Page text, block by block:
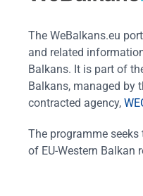
The WeBalkans.eu
and related
Balkans. It is part of
Balkans, managed by
contracted agency,
The programme
of EU-Western Balkan